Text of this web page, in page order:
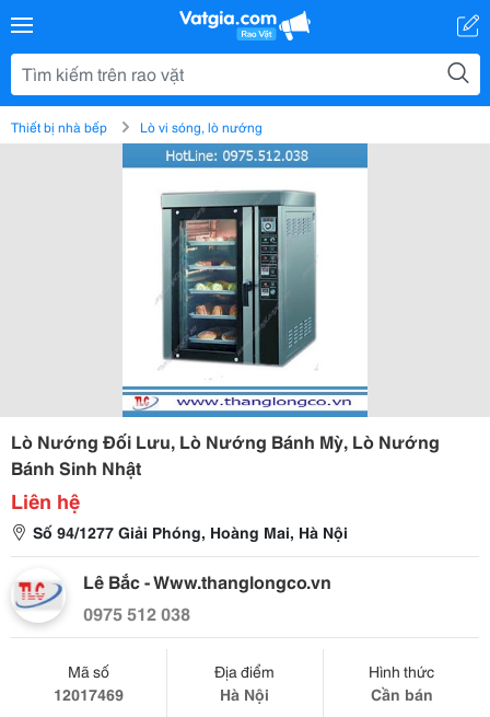
Thiết bị nhà bếp Lò vi sóng, lò nướng
Lò Nướng Đối Lưu, Lò Nướng Bánh Mỳ, Lò Nướng
Bánh Sinh Nhật
Liên hệ
Số 94/1277 Giải Phóng, Hoàng Mai, Hà Nội
Lê Bắc - Www.thanglongco.vn
0975 512 038
Mã số
12017469
Địa điểm
Hà Nội
Hình thức
Cần bán